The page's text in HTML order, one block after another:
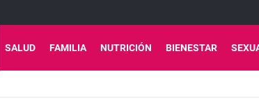
SALUD FAMILIA NUTRICIÓN BIENESTAR